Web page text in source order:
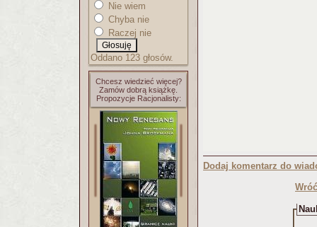
Nie wiem
Chyba nie
Raczej nie
Oddano 123 głosów.
Chcesz wiedzieć więcej?
Zamów dobrą książkę.
Propozycje Racjonalisty:
Dodaj komentarz do